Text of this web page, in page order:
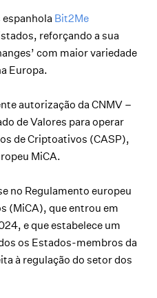
Bit2Me
reforçando a sua
com maior variedade
Europa.
autorização da CNMV –
de Valores para operar
de Criptoativos (CASP),
MiCA.
no Regulamento europeu
(MiCA), que entrou em
e que estabelece um
os Estados-membros da
à regulação do setor dos